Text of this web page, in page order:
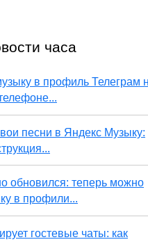
часа
в профиль Телеграм
песни в Яндекс Музыку:
обновился: теперь можно
в профили...
гостевые чаты: как